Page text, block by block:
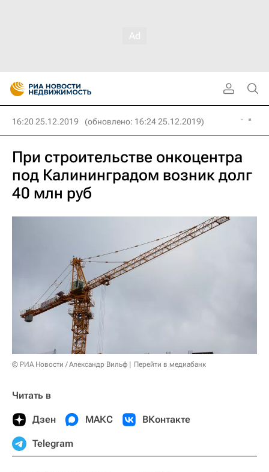
16:20 25.12.2019 (обновлено: 16:24 25.12.2019)
При строительстве онкоцентра
под Калининградом возник долг
40 млн руб
© РИА Новости / Александр Вильф Перейти в медиабанк
Читать в
Дзен МАКС ВКонтакте
Telegram